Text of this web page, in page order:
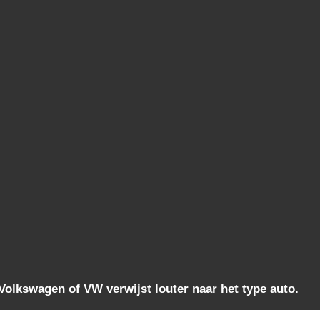
of VW verwijst louter naar het type auto.